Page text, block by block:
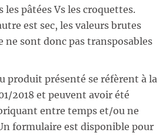
les pâtées Vs les croquettes.
est sec, les valeurs brutes
ne sont donc pas transposables
produit présenté se réfèrent à la
2018 et peuvent avoir été
entre temps et/ou ne
formulaire est disponible pour